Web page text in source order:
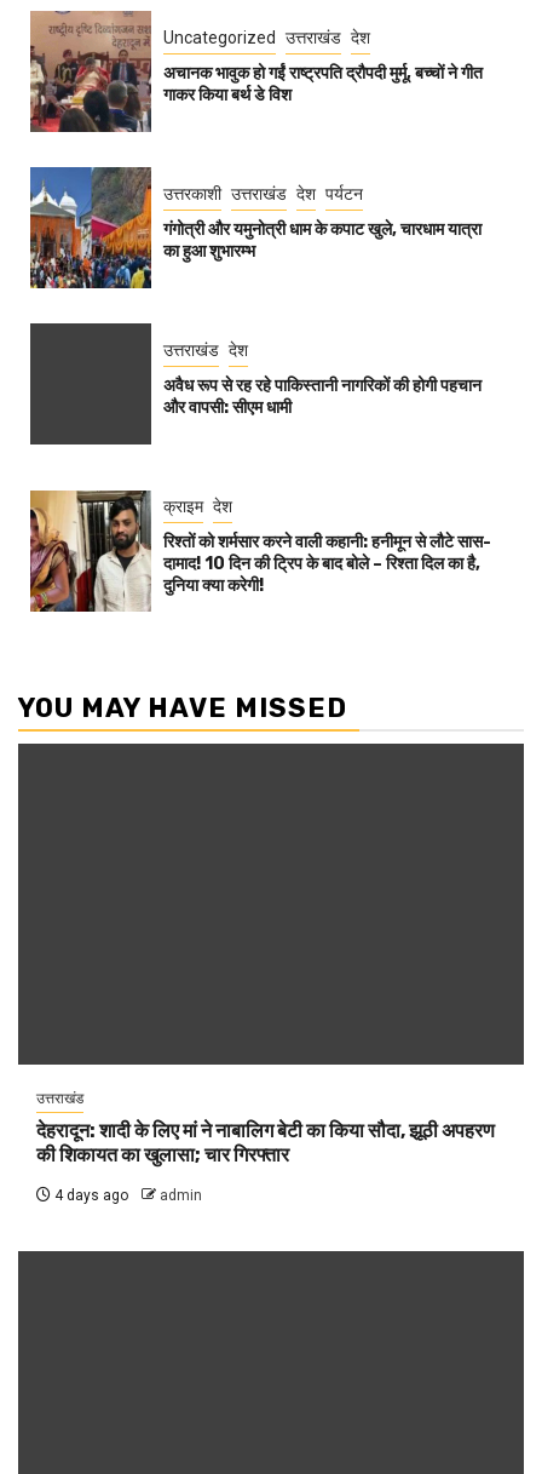
Uncategorized उत्तराखंड देश
अचानक भावुक हो गईं राष्ट्रपति द्रौपदी मुर्मू, बच्चों ने गीत
गाकर किया बर्थ डे विश
उत्तरकाशी उत्तराखंड देश पर्यटन
गंगोत्री और यमुनोत्री धाम के कपाट खुले, चारधाम यात्रा
का हुआ शुभारम्भ
उत्तराखंड देश
अवैध रूप से रह रहे पाकिस्तानी नागरिकों की होगी पहचान
और वापसी: सीएम धामी
क्राइम देश
रिश्तों को शर्मसार करने वाली कहानी: हनीमून से लौटे सास-
दामाद! 10 दिन की ट्रिप के बाद बोले – रिश्ता दिल का है,
दुनिया क्या करेगी!
YOU MAY HAVE MISSED
उत्तराखंड
देहरादून: शादी के लिए मां ने नाबालिग बेटी का किया सौदा, झूठी अपहरण
की शिकायत का खुलासा; चार गिरफ्तार
4 days ago admin